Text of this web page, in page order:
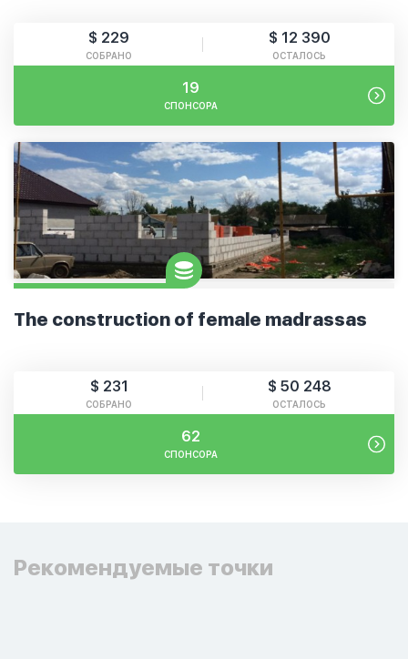
$ 229
СОБРАНО
$ 12 390
ОСТАЛОСЬ
19
СПОНСОРА
The construction of female madrassas
$ 231
СОБРАНО
$ 50 248
ОСТАЛОСЬ
62
СПОНСОРА
Рекомендуемые точки